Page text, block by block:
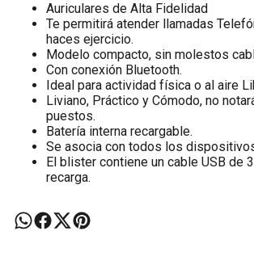
Auriculares de Alta Fidelidad
Te permitirá atender llamadas
haces ejercicio.
Modelo compacto, sin molestos
Con conexión Bluetooth.
Ideal para actividad física o al aire
Liviano, Práctico y Cómodo, no
puestos.
Batería interna recargable.
Se asocia con todos los
El blister contiene un cable USB de
recarga.